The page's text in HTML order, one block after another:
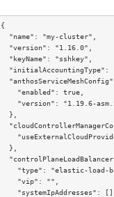
{
  "name": "my-cluster",
  "version": "1.16.0",
  "keyName": "sshkey",
"initialAccountingType":
    "enabled": true,
"version": "1.19.6-
  },
  },
"type": "elastic-load-
    "vip": "",
"systemIpAddresses":